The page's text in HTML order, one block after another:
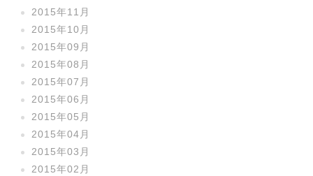
2015年11月
2015年10月
2015年09月
2015年08月
2015年07月
2015年06月
2015年05月
2015年04月
2015年03月
2015年02月